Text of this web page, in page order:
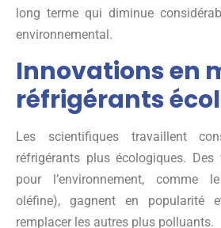
long terme qui diminue
environnemental.
Innovations en
réfrigérants
Les scientifiques travaillent
réfrigérants plus écologiques.
pour l’environnement, comme
oléfine), gagnent en popularité
remplacer les autres plus polluants.